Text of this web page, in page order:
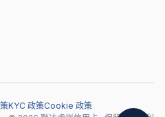
KYC 政策Cookie 政策